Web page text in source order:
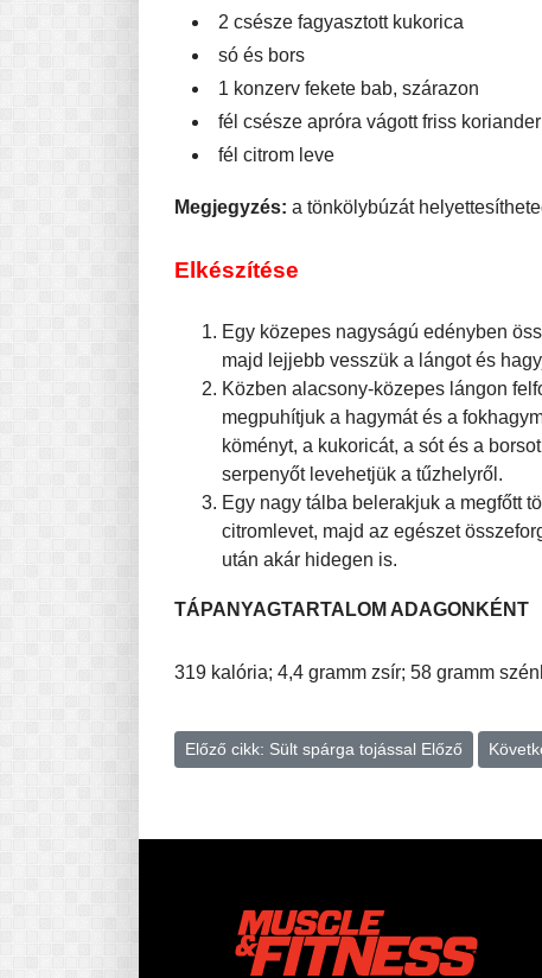
2 csésze fagyasztott kukorica
só és bors
1 konzerv fekete bab, szárazon
fél csésze apróra vágott friss koriander
fél citrom leve
Megjegyzés: a tönkölybúzát
Elkészítése
Egy közepes nagyságú edényben
majd lejjebb vesszük a lángot és
Közben alacsony-közepes lángon
megpuhítjuk a hagymát és a
köményt, a kukoricát, a sót és a
serpenyőt levehetjük a tűzhelyről.
Egy nagy tálba belerakjuk a megfőtt
citromlevet, majd az egészet
után akár hidegen is.
TÁPANYAGTARTALOM ADAGONKÉNT
319 kalória; 4,4 gramm zsír; 58 gramm
Előző cikk: Sült spárga tojással Előző